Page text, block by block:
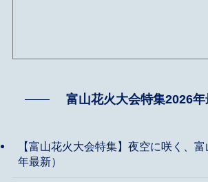
富山花火大会特集2026年
【富山花火大会特集】夜空に咲く、
年最新）